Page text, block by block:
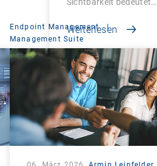
Weiterlesen
Endpoint Management
|
Management Suite